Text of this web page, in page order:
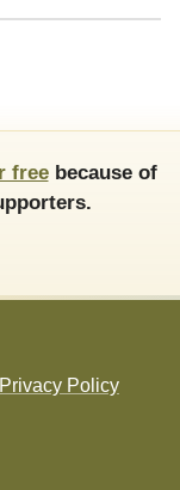
freebecause of
Privacy Policy